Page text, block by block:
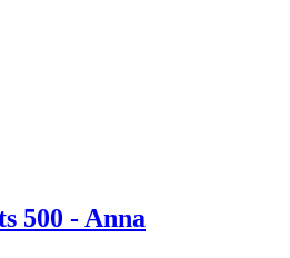
500 - Anna